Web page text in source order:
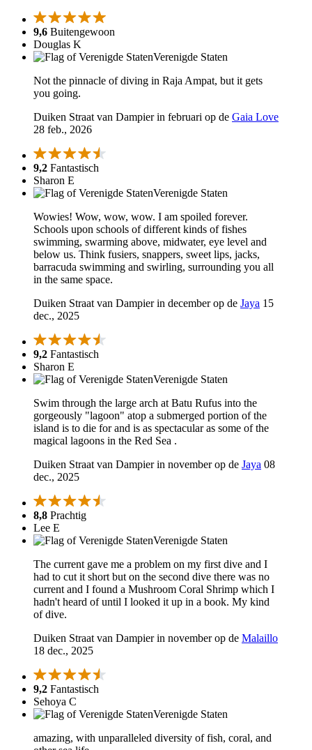
9,6 Buitengewoon
Douglas K
Verenigde Staten
Not the pinnacle of diving in Raja Ampat, but it gets
you going.
Duiken Straat van Dampier in februari op de Gaia Love
28 feb., 2026
9,2 Fantastisch
Sharon E
Verenigde Staten
Wowies! Wow, wow, wow. I am spoiled forever.
Schools upon schools of different kinds of fishes
swimming, swarming above, midwater, eye level and
below us. Think fusiers, snappers, sweet lips, jacks,
barracuda swimming and swirling, surrounding you all
in the same space.
Duiken Straat van Dampier in december op de Jaya 15
dec., 2025
9,2 Fantastisch
Sharon E
Verenigde Staten
Swim through the large arch at Batu Rufus into the
gorgeously "lagoon" atop a submerged portion of the
island is to die for and is as spectacular as some of the
magical lagoons in the Red Sea .
Duiken Straat van Dampier in november op de Jaya 08
dec., 2025
8,8 Prachtig
Lee E
Verenigde Staten
The current gave me a problem on my first dive and I
had to cut it short but on the second dive there was no
current and I found a Mushroom Coral Shrimp which I
hadn't heard of until I looked it up in a book. My kind
of dive.
Duiken Straat van Dampier in november op de Malaillo
18 dec., 2025
9,2 Fantastisch
Sehoya C
Verenigde Staten
amazing, with unparalleled diversity of fish, coral, and